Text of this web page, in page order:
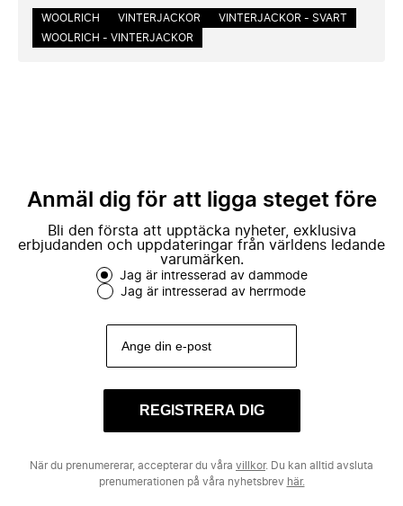
WOOLRICH VINTERJACKOR
VINTERJACKOR - SVART
WOOLRICH - VINTERJACKOR
Anmäl dig för att ligga steget före
Bli den första att upptäcka nyheter, exklusiva
erbjudanden och uppdateringar från världens ledande
varumärken.
Jag är intresserad av dammode
Jag är intresserad av herrmode
REGISTRERA DIG
När du prenumererar, accepterar du våra villkor. Du kan alltid avsluta
prenumerationen på våra nyhetsbrev här.